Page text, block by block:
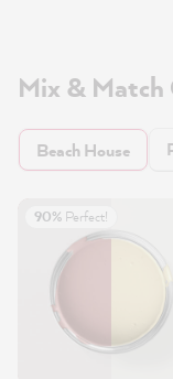
Mix &
Beach House
90% Perfect!